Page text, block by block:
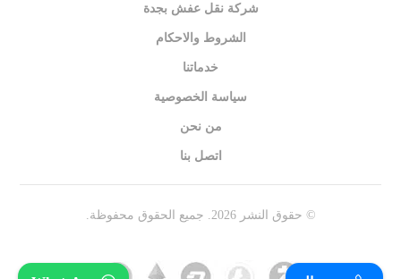
شركة نقل عفش بجدة
الشروط والاحكام
خدماتنا
سياسة الخصوصية
من نحن
اتصل بنا
© حقوق النشر 2026. جميع الحقوق محفوظة.